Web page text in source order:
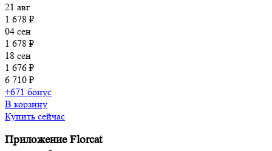
21 авг
1 678 ₽
04 сен
1 678 ₽
18 сен
1 676 ₽
6 710 ₽
+671 бонус
В корзину
Купить сейчас
Приложение Florcat